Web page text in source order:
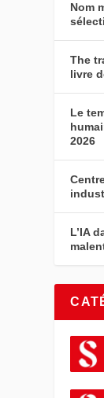
Nom
The
livre
Le
2026
L’IA